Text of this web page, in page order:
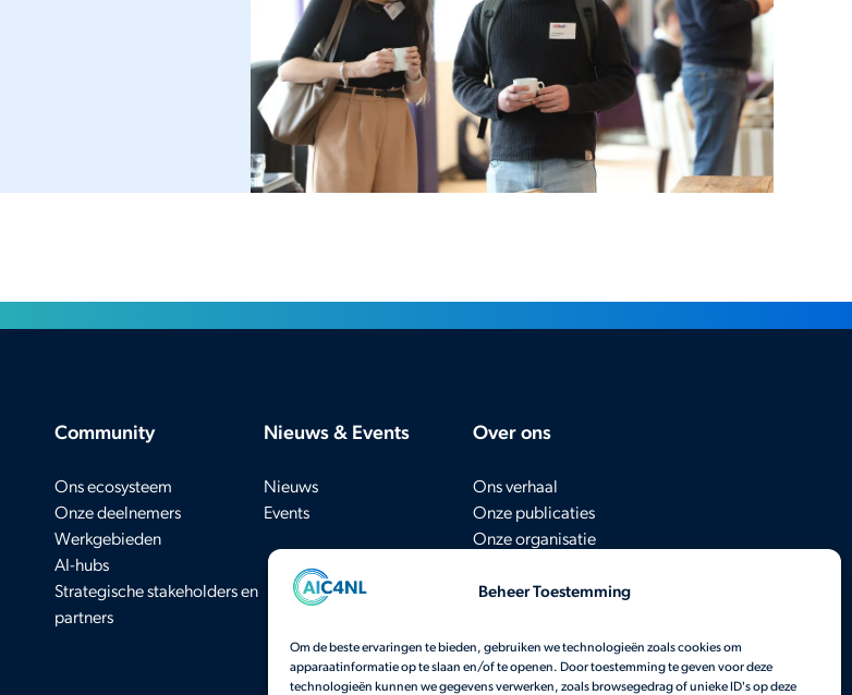
Beheer Toestemming
Om de beste ervaringen te bieden, gebruiken we technologieën zoals cookies om
apparaatinformatie op te slaan en/of te openen. Door toestemming te geven voor deze
technologieën kunnen we gegevens verwerken, zoals browsegedrag of unieke ID's op deze
Community
Ons ecosysteem
Onze deelnemers
Werkgebieden
AI-hubs
Strategische stakeholders en
partners
Nieuws & Events
Nieuws
Events
Over ons
Ons verhaal
Onze publicaties
Onze organisatie